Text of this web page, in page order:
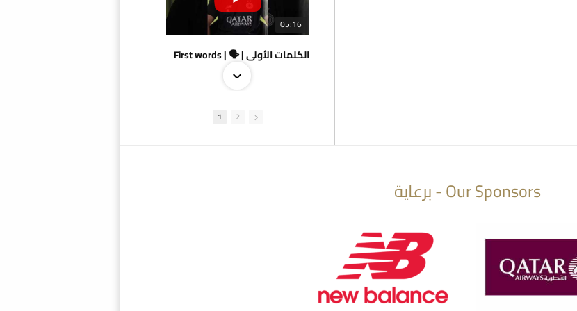
05:16
الكلمات الأولى | 🗣 | First words
1 2
Our Sponsors - برعاية